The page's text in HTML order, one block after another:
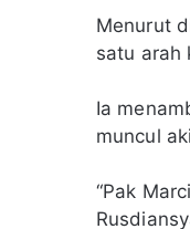
Menurut
satu arah
Ia
muncul
“Pak